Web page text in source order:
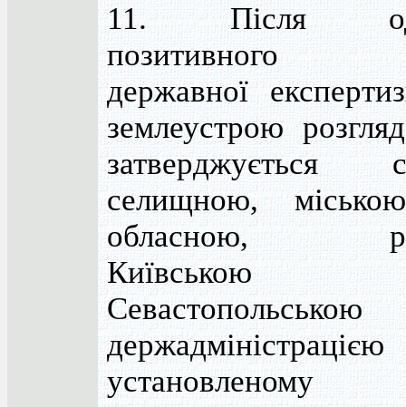
11. Після
позитивного
державної
землеустрою
затверджується
селищною,
обласною,
установленому